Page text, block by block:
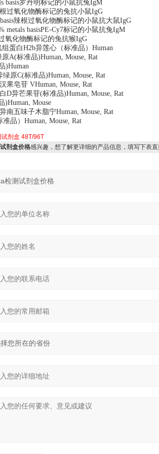
basis罗丹明标记的小鼠抗兔IgM
过氧化物酶标记的兔抗小鼠IgG
辣根过氧化物酶标记的小鼠抗大鼠IgG
metals basisPE-Cy7标记的小鼠抗兔IgM
氧化物酶标记的兔抗猴IgG
组蛋白H2b异莲心（标准品）Human
A(标准品)Human, Mouse, Rat
)Human
绿原C(标准品)Human, Mouse, Rat
果皂苷VHuman, Mouse, Rat
D异芒果苷(标准品)Human, Mouse, Rat
)Human, Mouse
南五味子木脂宁Human, Mouse, Rat
品）Human, Mouse, Rat
试剂盒 48T/96T
剂盒价格感兴趣，想了解更详细的产品信息，填写下表直